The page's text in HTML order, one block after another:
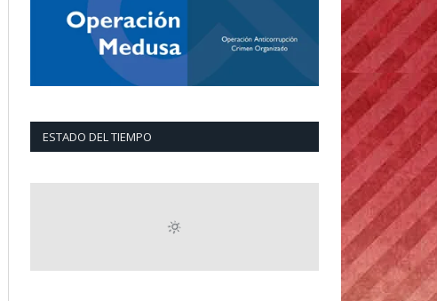
ESTADO DEL TIEMPO